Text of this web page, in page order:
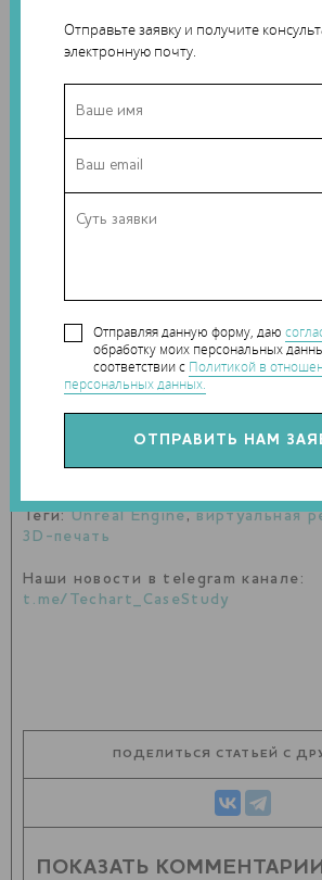
Отправьте заявку и получите
электронную почту.
Отправляя данную форму, даю
обработку моих персональных
соответствии с Политикой в
персональных данных.
Помимо этого, виртуальная реальность
призваны сделать эффективнее
отделами BMW. В компании считают,
командам, что, в целом, повысит
Теги:Unreal Engine,виртуальная
3D-печать
Наши новости в telegram канале:
t.me/Techart_CaseStudy
ПОДЕЛИТЬСЯ СТАТЬЕЙ С
ПОКАЗАТЬ